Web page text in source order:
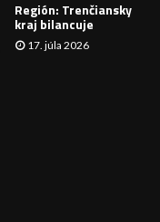
I
Región: Trenčiansky
kraj bilancuje
17. júla 2026